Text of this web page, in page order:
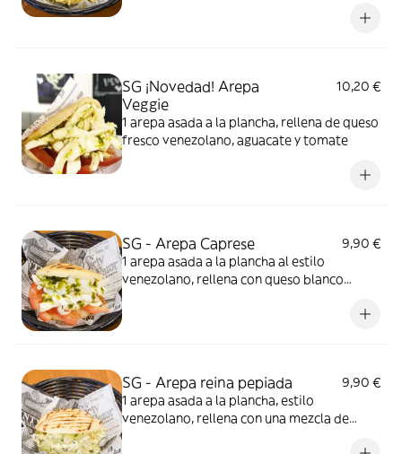
SG ¡Novedad! Arepa
Veggie
10,20 €
1 arepa asada a la plancha, rellena de queso
fresco venezolano, aguacate y tomate
SG - Arepa Caprese
9,90 €
1 arepa asada a la plancha al estilo
venezolano, rellena con queso blanco
SG - Arepa reina pepiada
9,90 €
1 arepa asada a la plancha, estilo
venezolano, rellena con una mezcla de